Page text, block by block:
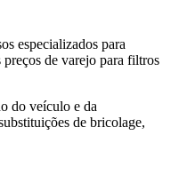
especializados para
de varejo para filtros
do veículo e da
de bricolage,